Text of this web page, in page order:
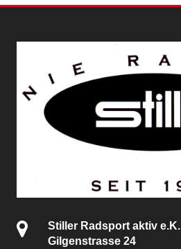
Stiller Radsport aktiv e.K.
Gilgenstrasse 24